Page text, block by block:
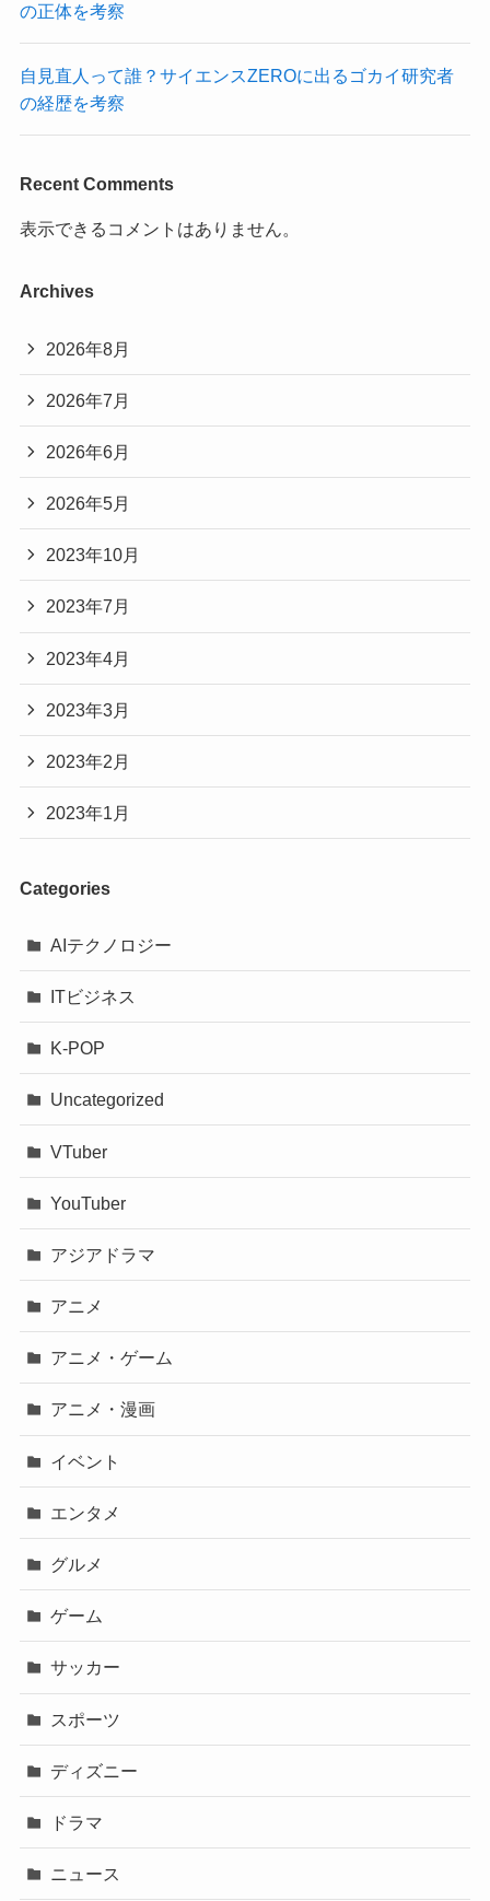
の正体を考察
自見直人って誰？サイエンスZEROに出るゴカイ研究者
の経歴を考察
Recent Comments
表示できるコメントはありません。
Archives
2026年8月
2026年7月
2026年6月
2026年5月
2023年10月
2023年7月
2023年4月
2023年3月
2023年2月
2023年1月
Categories
AIテクノロジー
ITビジネス
K-POP
Uncategorized
VTuber
YouTuber
アジアドラマ
アニメ
アニメ・ゲーム
アニメ・漫画
イベント
エンタメ
グルメ
ゲーム
サッカー
スポーツ
ディズニー
ドラマ
ニュース